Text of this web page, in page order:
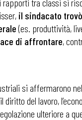
tra classi si
il sindacato
(es. produttività,
di affrontare,
si affermarono
diritto del lavoro,
ulteriore a